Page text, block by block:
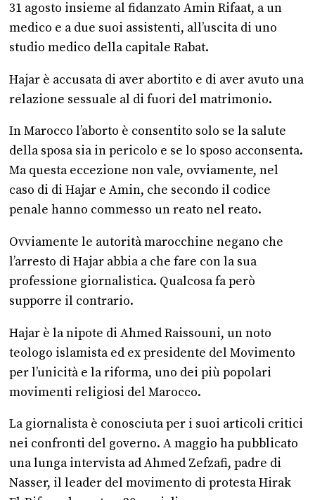
31 agosto insieme al fidanzato Amin Rifaat, a un
medico e a due suoi assistenti, all’uscita di uno
studio medico della capitale Rabat.
Hajar è accusata di aver abortito e di aver avuto una
relazione sessuale al di fuori del matrimonio.
In Marocco l’aborto è consentito solo se la salute
della sposa sia in pericolo e se lo sposo acconsenta.
Ma questa eccezione non vale, ovviamente, nel
caso di di Hajar e Amin, che secondo il codice
penale hanno commesso un reato nel reato.
Ovviamente le autorità marocchine negano che
l’arresto di Hajar abbia a che fare con la sua
professione giornalistica. Qualcosa fa però
supporre il contrario.
Hajar è la nipote di Ahmed Raissouni, un noto
teologo islamista ed ex presidente del Movimento
per l’unicità e la riforma, uno dei più popolari
movimenti religiosi del Marocco.
La giornalista è conosciuta per i suoi articoli critici
nei confronti del governo. A maggio ha pubblicato
una lunga intervista ad Ahmed Zefzafi, padre di
Nasser, il leader del movimento di protesta Hirak